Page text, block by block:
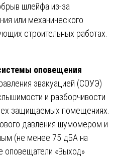
шлейфа из-за
или механического
строительных работах.
оповещения
эвакуацией (СОУЭ)
и разборчивости
защищаемых помещениях.
давления шумомером и
(не менее 75 дБА на
оповещатели «Выход»